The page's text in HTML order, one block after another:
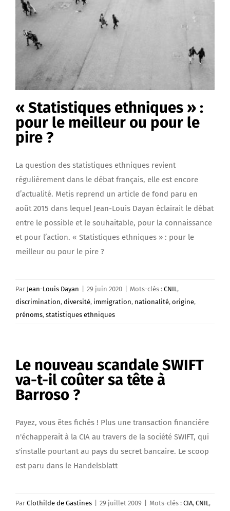
« Statistiques ethniques » :
pour le meilleur ou pour le
pire ?
La question des statistiques ethniques revient
régulièrement dans le débat français, elle est encore
d’actualité. Metis reprend un article de fond paru en
août 2015 dans lequel Jean-Louis Dayan éclairait le débat
entre le possible et le souhaitable, pour la connaissance
et pour l’action. « Statistiques ethniques » : pour le
meilleur ou pour le pire ?
Par Jean-Louis Dayan 29 juin 2020 Mots-clés : CNIL ,
discrimination, diversité, immigration, nationalité, origine,
prénoms, statistiques ethniques
Le nouveau scandale SWIFT
va-t-il coûter sa tête à
Barroso ?
Payez, vous êtes fichés ! Plus une transaction financière
n'échapperait à la CIA au travers de la société SWIFT, qui
s'installe pourtant au pays du secret bancaire. Le scoop
est paru dans le Handelsblatt
Par Clothilde de Gastines 29 juillet 2009 Mots-clés : CIA, CNIL ,